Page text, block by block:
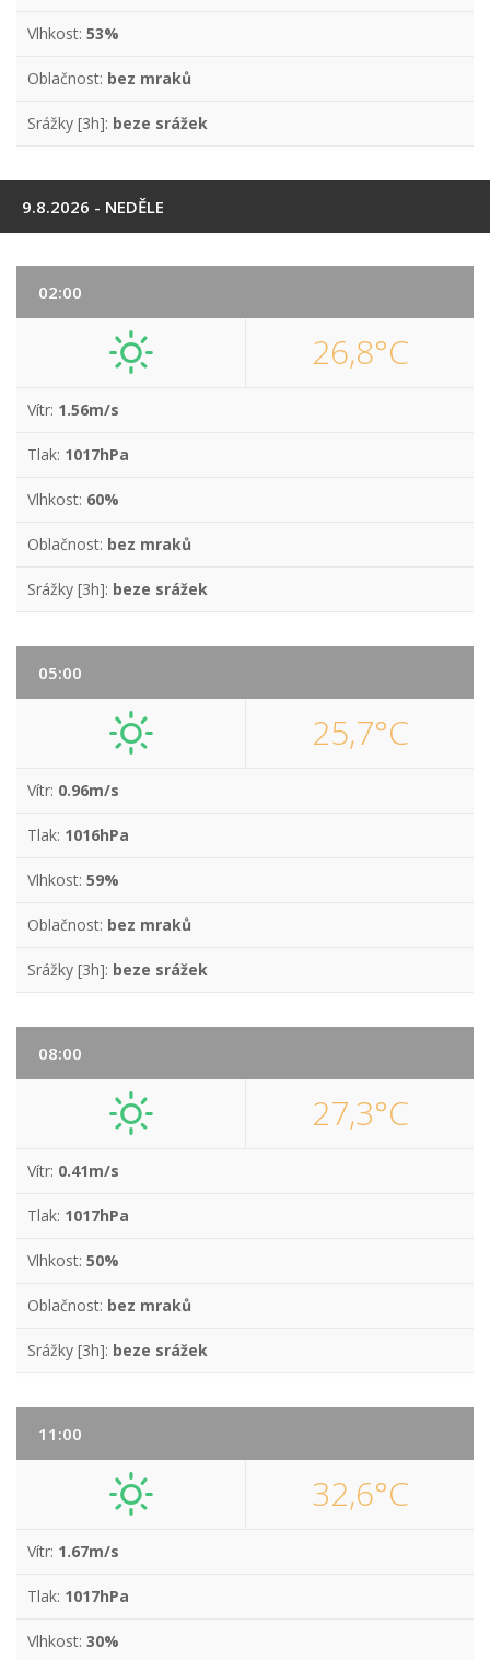
Vlhkost: 53%
Oblačnost: bez mraků
Srážky [3h]: beze srážek
9.8.2026 - NEDĚLE
02:00
26,8°C
Vítr: 1.56m/s
Tlak: 1017hPa
Vlhkost: 60%
Oblačnost: bez mraků
Srážky [3h]: beze srážek
05:00
25,7°C
Vítr: 0.96m/s
Tlak: 1016hPa
Vlhkost: 59%
Oblačnost: bez mraků
Srážky [3h]: beze srážek
08:00
27,3°C
Vítr: 0.41m/s
Tlak: 1017hPa
Vlhkost: 50%
Oblačnost: bez mraků
Srážky [3h]: beze srážek
11:00
32,6°C
Vítr: 1.67m/s
Tlak: 1017hPa
Vlhkost: 30%